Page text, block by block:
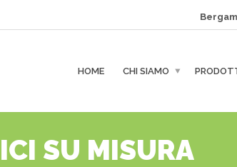
HOME CHI SIAMO
SU MISURA